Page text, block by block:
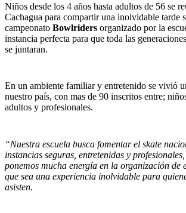
Niños desde los 4 años hasta adultos de 56 se
Cachagua para compartir una inolvidable tarde
campeonato Bowlriders organizado por la
instancia perfecta para que toda las
se juntaran.
En un ambiente familiar y entretenido se vivió
nuestro país, con mas de 90 inscritos entre;
adultos y profesionales.
“Nuestra escuela busca fomentar el skate
instancias seguras, entretenidas y
ponemos mucha energía en la organización de
que sea una experiencia inolvidable para
asisten.